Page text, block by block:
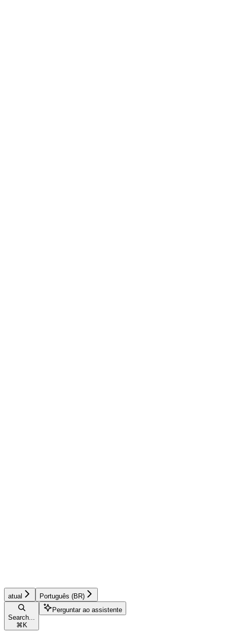
atual Português (BR)
Search...
⌘ K
Perguntar ao assistente